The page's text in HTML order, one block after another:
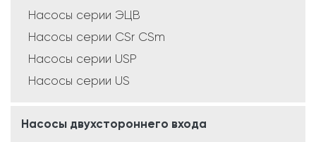
Насосы серии ЭЦВ
Насосы серии CSr CSm
Насосы серии USP
Насосы серии US
Насосы двухстороннего входа